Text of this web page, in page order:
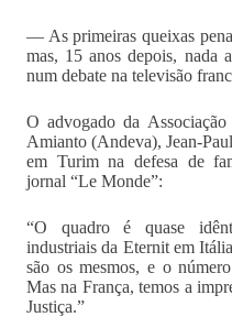
— As primeiras queixas
mas, 15 anos depois, nada
num debate na televisão
O advogado da
Amianto (Andeva), Jean-
em Turim na defesa de
jornal “Le Monde”:
“O quadro é quase
industriais da Eternit em
são os mesmos, e o
Mas na França, temos a
Justiça.”